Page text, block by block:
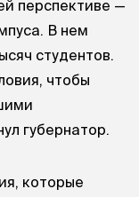
перспективе —
В нем
студентов.
чтобы
губернатор.
которые